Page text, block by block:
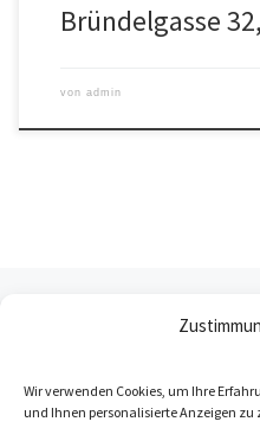
Wir verwenden Cookies, um Ihre
und Ihnen personalisierte Anzeigen zu
Bründelgasse
von admin
NEUERE BEITRÄGE
1